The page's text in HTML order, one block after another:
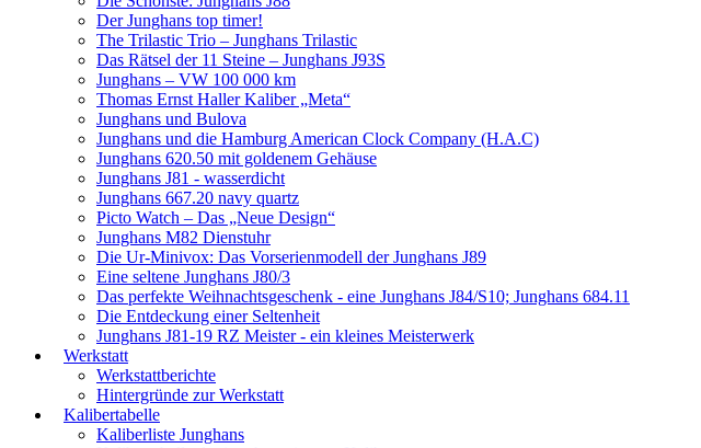
Der Junghans top timer!
The Trilastic Trio – Junghans Trilastic
Das Rätsel der 11 Steine – Junghans J93S
Junghans – VW 100 000 km
Thomas Ernst Haller Kaliber „Meta“
Junghans und Bulova
Junghans und die Hamburg American Clock Company (H.A.C)
Junghans 620.50 mit goldenem Gehäuse
Junghans J81 - wasserdicht
Junghans 667.20 navy quartz
Picto Watch – Das „Neue Design“
Junghans M82 Dienstuhr
Die Ur-Minivox: Das Vorserienmodell der Junghans J89
Eine seltene Junghans J80/3
Das perfekte Weihnachtsgeschenk - eine Junghans J84/S10; Junghans 684.11
Die Entdeckung einer Seltenheit
Junghans J81-19 RZ Meister - ein kleines Meisterwerk
Werkstatt
Werkstattberichte
Hintergründe zur Werkstatt
Kalibertabelle
Kaliberliste Junghans